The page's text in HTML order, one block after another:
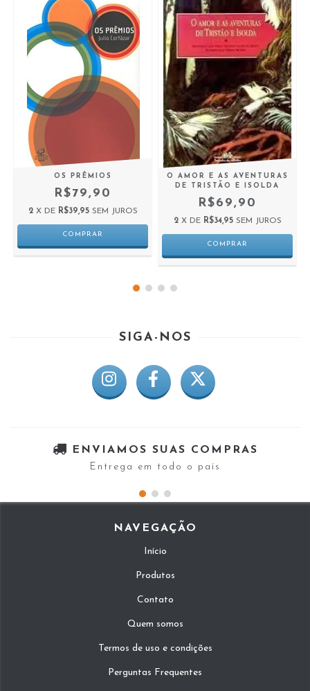
OS PRÊMIOS
R$79,90
2 X DE R$39,95 SEM JUROS
O AMOR E AS AVENTURAS
DE TRISTÃO E ISOLDA
R$69,90
2 X DE R$34,95 SEM JUROS
SIGA-NOS
ENVIAMOS SUAS COMPRAS
Entrega em todo o país
NAVEGAÇÃO
Início
Produtos
Contato
Quem somos
Termos de uso e condições
Perguntas Frequentes